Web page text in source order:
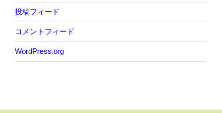
投稿フィード
コメントフィード
WordPress.org